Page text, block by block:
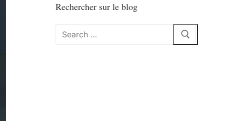
Rechercher sur le blog
Rechercher